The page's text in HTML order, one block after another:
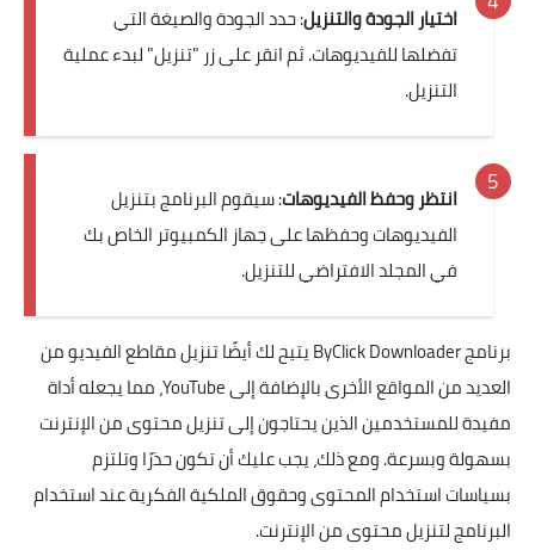
اختيار الجودة والتنزيل: حدد الجودة والصيغة التي
تفضلها للفيديوهات. ثم انقر على زر "تنزيل" لبدء عملية
التنزيل.
انتظر وحفظ الفيديوهات: سيقوم البرنامج بتنزيل
الفيديوهات وحفظها على جهاز الكمبيوتر الخاص بك
في المجلد الافتراضي للتنزيل.
برنامج ByClick Downloader يتيح لك أيضًا تنزيل مقاطع الفيديو من
العديد من المواقع الأخرى بالإضافة إلى YouTube، مما يجعله أداة
مفيدة للمستخدمين الذين يحتاجون إلى تنزيل محتوى من الإنترنت
بسهولة وبسرعة. ومع ذلك، يجب عليك أن تكون حذرًا وتلتزم
بسياسات استخدام المحتوى وحقوق الملكية الفكرية عند استخدام
البرنامج لتنزيل محتوى من الإنترنت.